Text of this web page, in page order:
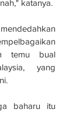
katanya.
temu bual
yang
baharu itu